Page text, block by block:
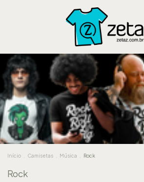
Início Camisetas Música Rock
Rock